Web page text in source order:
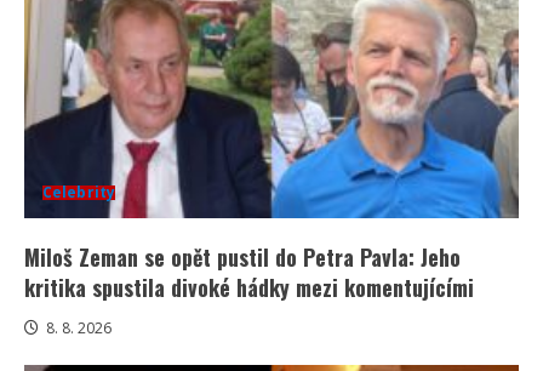
Celebrity
Miloš Zeman se opět pustil do Petra Pavla: Jeho
kritika spustila divoké hádky mezi komentujícími
8. 8. 2026